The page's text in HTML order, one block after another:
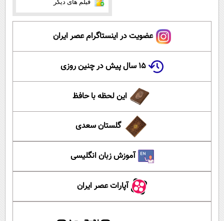
فیلم های دیگر
عضویت در اینستاگرام عصر ایران
۱۵ سال پیش در چنین روزی
این لحظه با حافظ
گلستان سعدی
آموزش زبان انگلیسی
آپارات عصر ایران